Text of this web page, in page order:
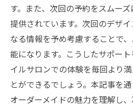
す。また、次回の予約をスムー
提供されています。次回のデザ
なる情報を予め考慮することで
能になります。こうしたサポー
イルサロンでの体験を毎回より
とができるでしょう。本記事を
オーダーメイドの魅力を理解し